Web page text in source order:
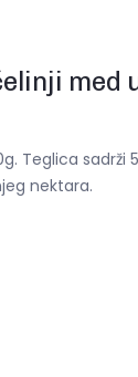
med
Teglica sadrži
nektara.